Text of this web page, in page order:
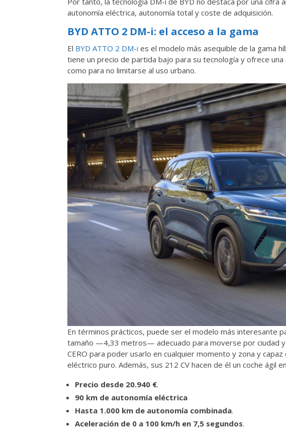
autonomía eléctrica, autonomía total y coste de adquisición.
BYD ATTO 2 DM-i: el acceso a la gama
El BYD ATTO 2 DM-i es el modelo más asequible de la gama
tiene un precio de partida bajo para su tecnología y ofrece
como para no limitarse al uso urbano.
En términos prácticos, puede ser el modelo más interesante
tamaño —4,33 metros— adecuado para moverse por ciudad
CERO para poder usarlo en cualquier momento y zona y
eléctrico puro. Además, sus 212 CV hacen de él un coche ágil
Precio desde 20.940 €.
90 km de autonomía eléctrica
Hasta 1.000 km de autonomía combinada.
Aceleración de 0 a 100 km/h en 7,5 segundos.